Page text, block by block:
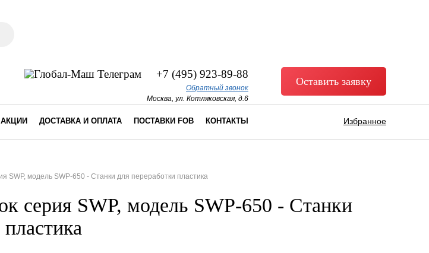
+7 (495) 923-89-88
Обратный звонок
Москва, ул. Котляковская, д.6
Оставить заявку
АКЦИИ ДОСТАВКА И ОПЛАТА ПОСТАВКИ FOB КОНТАКТЫ Избранное
SWP, модель SWP-650 - Станки для переработки пластика
серия SWP, модель SWP-650 - Станки